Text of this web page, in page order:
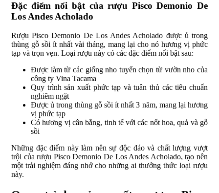
Đặc điểm nổi bật của rượu Pisco Demonio De
Los Andes Acholado
Rượu Pisco Demonio De Los Andes Acholado được ủ trong
thùng gỗ sồi ít nhất vài tháng, mang lại cho nó hương vị phức
tạp và trọn vẹn. Loại rượu này có các đặc điểm nổi bật sau:
Được làm từ các giống nho tuyển chọn từ vườn nho của
công ty Vina Tacama
Quy trình sản xuất phức tạp và tuân thủ các tiêu chuẩn
nghiêm ngặt
Được ủ trong thùng gỗ sồi ít nhất 3 năm, mang lại hương
vị phức tạp
Có hương vị cân bằng, tinh tế với các nốt hoa, quả và gỗ
sồi
Những đặc điểm này làm nên sự độc đáo và chất lượng vượt
trội của rượu Pisco Demonio De Los Andes Acholado, tạo nên
một trải nghiệm đáng nhớ cho những ai thưởng thức loại rượu
này.